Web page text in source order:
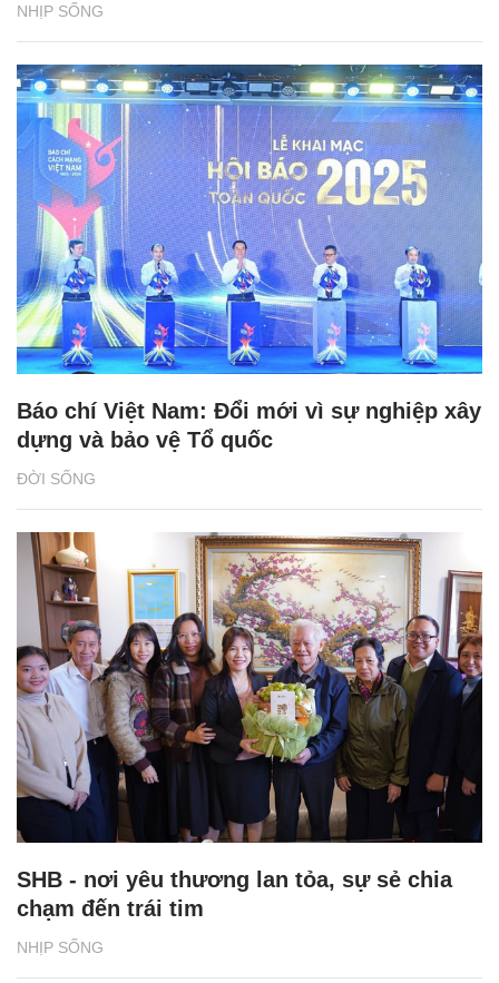
NHỊP SỐNG
ĐỜI SỐNG
Báo chí Việt Nam: Đổi mới vì sự nghiệp xây
dựng và bảo vệ Tổ quốc
NHỊP SỐNG
SHB - nơi yêu thương lan tỏa, sự sẻ chia
chạm đến trái tim